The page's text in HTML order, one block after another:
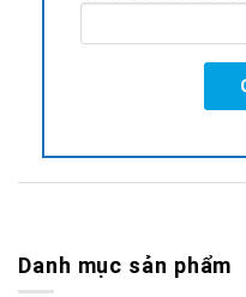
Danh mục sản phẩm